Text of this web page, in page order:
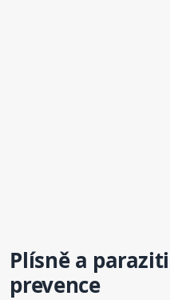
Plísně a paraziti
prevence